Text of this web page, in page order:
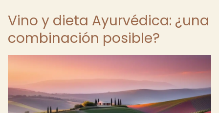
Vino y dieta Ayurvédica: ¿una
combinación posible?